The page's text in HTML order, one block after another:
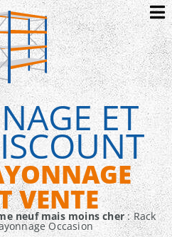
ET
VENTE
neuf mais moins cher: Rack
Occasion